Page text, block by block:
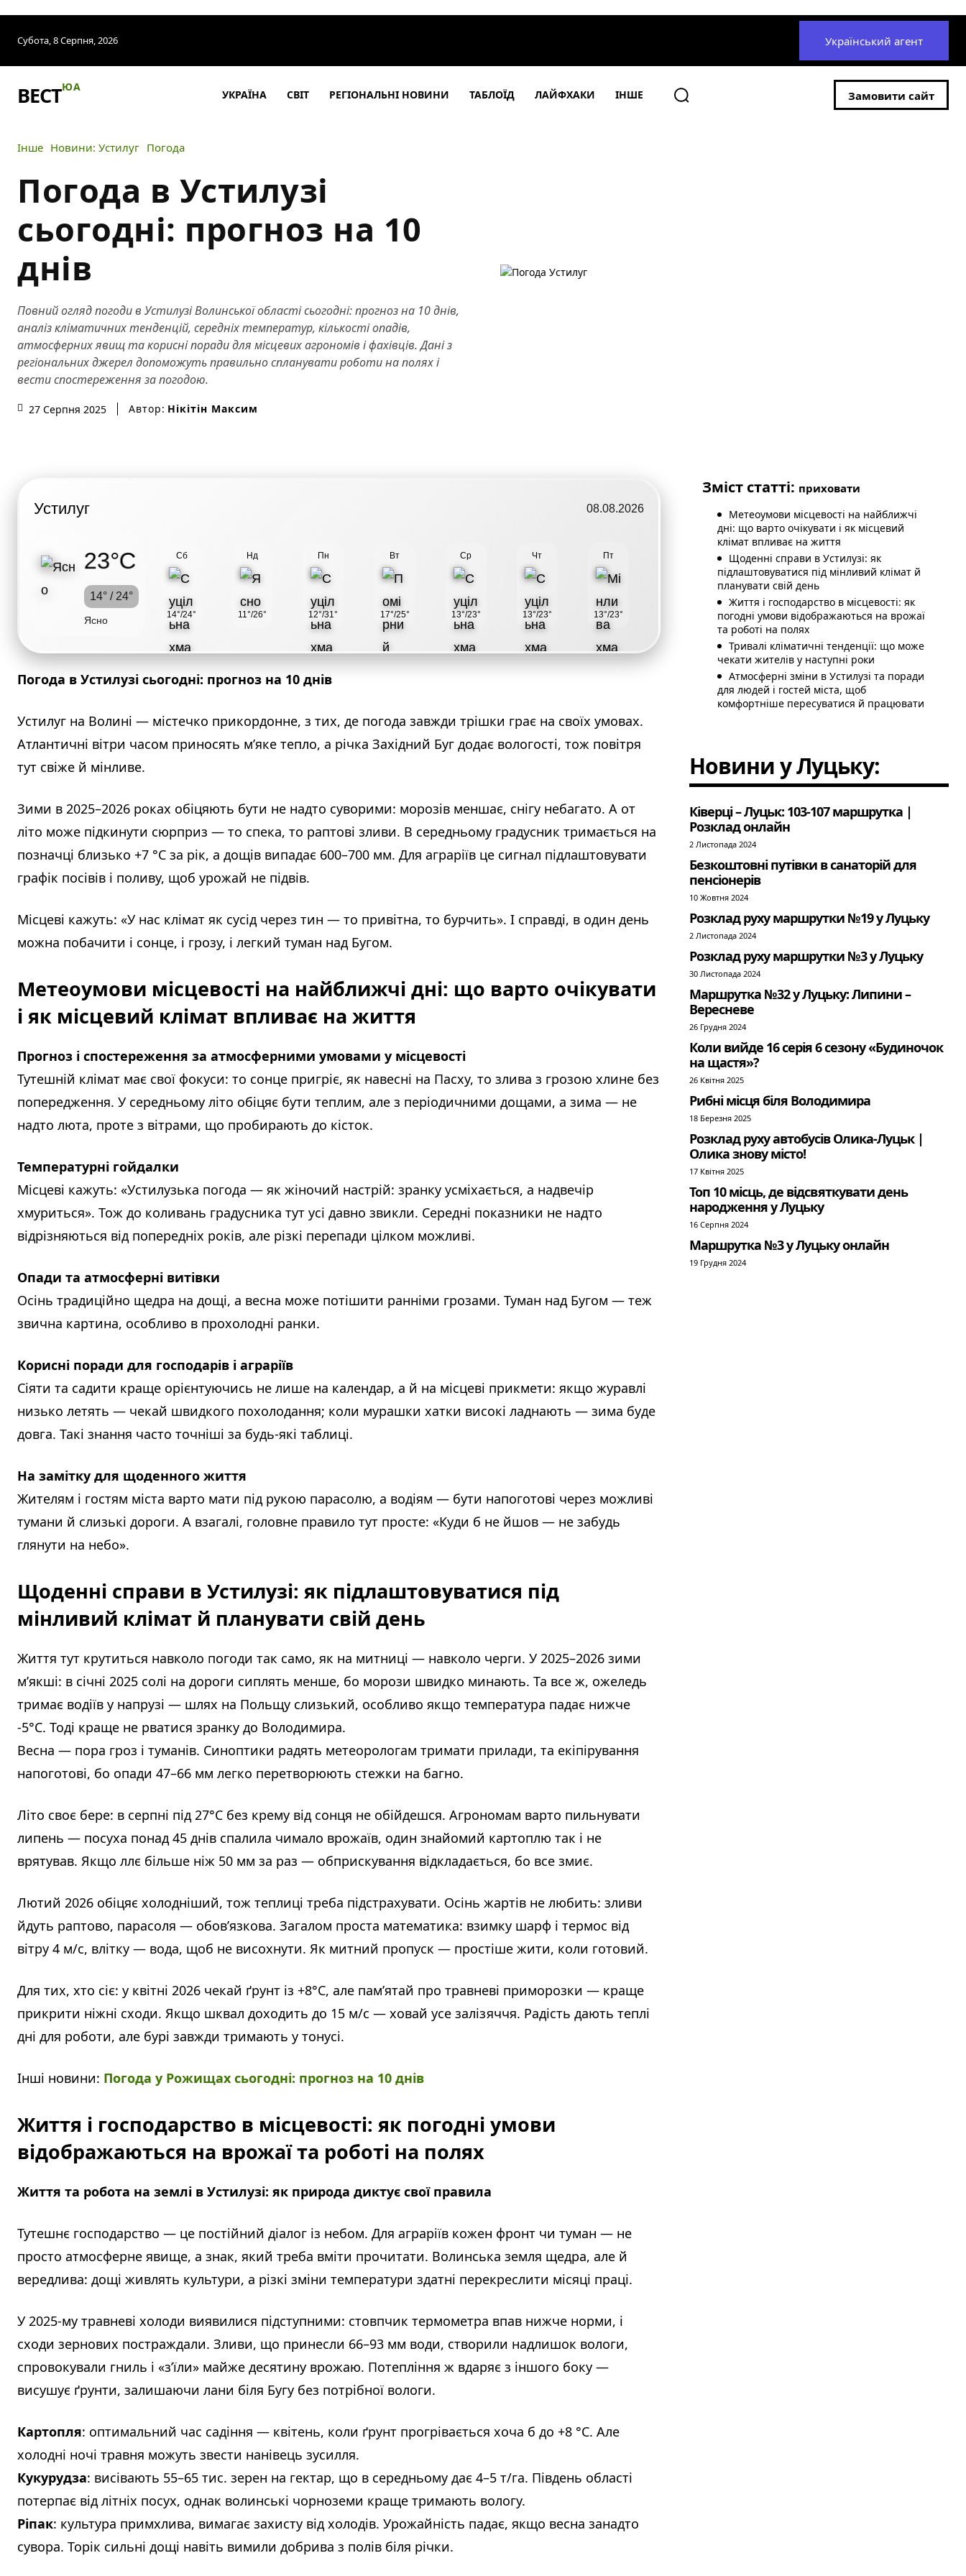
Субота, 8 Серпня, 2026 Український агент
ВЕСТЮА
УКРАЇНА СВІТ РЕГІОНАЛЬНІ НОВИНИ ТАБЛОЇД ЛАЙФХАКИ ІНШЕ Замовити сайт
Інше Новини: Устилуг Погода
Погода в Устилузі
сьогодні: прогноз на 10
днів
Повний огляд погоди в Устилузі Волинської області сьогодні: прогноз на 10 днів,
аналіз кліматичних тенденцій, середніх температур, кількості опадів,
атмосферних явищ та корисні поради для місцевих агрономів і фахівців. Дані з
регіональних джерел допоможуть правильно спланувати роботи на полях і
вести спостереження за погодою.
27 Серпня 2025 Автор: Нікітін Максим
Устилуг 08.08.2026
23°C
14° / 24°
Ясно
Сб
14°/24°
Нд
11°/26°
Пн
12°/31°
Вт
17°/25°
Ср
13°/23°
Чт
13°/23°
Пт
13°/23°
Погода в Устилузі сьогодні: прогноз на 10 днів
Устилуг на Волині — містечко прикордонне, з тих, де погода завжди трішки грає на своїх умовах.
Атлантичні вітри часом приносять м’яке тепло, а річка Західний Буг додає вологості, тож повітря
тут свіже й мінливе.
Зими в 2025–2026 роках обіцяють бути не надто суворими: морозів меншає, снігу небагато. А от
літо може підкинути сюрприз — то спека, то раптові зливи. В середньому градусник тримається на
позначці близько +7 °C за рік, а дощів випадає 600–700 мм. Для аграріїв це сигнал підлаштовувати
графік посівів і поливу, щоб урожай не підвів.
Місцеві кажуть: «У нас клімат як сусід через тин — то привітна, то бурчить». І справді, в один день
можна побачити і сонце, і грозу, і легкий туман над Бугом.
Метеоумови місцевості на найближчі дні: що варто очікувати
і як місцевий клімат впливає на життя
Прогноз і спостереження за атмосферними умовами у місцевості
Тутешній клімат має свої фокуси: то сонце пригріє, як навесні на Пасху, то злива з грозою хлине без
попередження. У середньому літо обіцяє бути теплим, але з періодичними дощами, а зима — не
надто люта, проте з вітрами, що пробирають до кісток.
Температурні гойдалки
Місцеві кажуть: «Устилузька погода — як жіночий настрій: зранку усміхається, а надвечір
хмуриться». Тож до коливань градусника тут усі давно звикли. Середні показники не надто
відрізняються від попередніх років, але різкі перепади цілком можливі.
Опади та атмосферні витівки
Осінь традиційно щедра на дощі, а весна може потішити ранніми грозами. Туман над Бугом — теж
звична картина, особливо в прохолодні ранки.
Корисні поради для господарів і аграріїв
Сіяти та садити краще орієнтуючись не лише на календар, а й на місцеві прикмети: якщо журавлі
низько летять — чекай швидкого похолодання; коли мурашки хатки високі ладнають — зима буде
довга. Такі знання часто точніші за будь-які таблиці.
На замітку для щоденного життя
Жителям і гостям міста варто мати під рукою парасолю, а водіям — бути напоготові через можливі
тумани й слизькі дороги. А взагалі, головне правило тут просте: «Куди б не йшов — не забудь
глянути на небо».
Щоденні справи в Устилузі: як підлаштовуватися під
мінливий клімат й планувати свій день
Життя тут крутиться навколо погоди так само, як на митниці — навколо черги. У 2025–2026 зими
м’якші: в січні 2025 солі на дороги сиплять менше, бо морози швидко минають. Та все ж, ожеледь
тримає водіїв у напрузі — шлях на Польщу слизький, особливо якщо температура падає нижче
-5°C. Тоді краще не рватися зранку до Володимира.
Весна — пора гроз і туманів. Синоптики радять метеорологам тримати прилади, та екіпірування
напоготові, бо опади 47–66 мм легко перетворюють стежки на багно.
Літо своє бере: в серпні під 27°C без крему від сонця не обійдешся. Агрономам варто пильнувати
липень — посуха понад 45 днів спалила чимало врожаїв, один знайомий картоплю так і не
врятував. Якщо ллє більше ніж 50 мм за раз — обприскування відкладається, бо все змиє.
Лютий 2026 обіцяє холодніший, тож теплиці треба підстрахувати. Осінь жартів не любить: зливи
йдуть раптово, парасоля — обов’язкова. Загалом проста математика: взимку шарф і термос від
вітру 4 м/с, влітку — вода, щоб не висохнути. Як митний пропуск — простіше жити, коли готовий.
Для тих, хто сіє: у квітні 2026 чекай ґрунт із +8°C, але пам’ятай про травневі приморозки — краще
прикрити ніжні сходи. Якщо шквал доходить до 15 м/с — ховай усе залізяччя. Радість дають теплі
дні для роботи, але бурі завжди тримають у тонусі.
Інші новини: Погода у Рожищах сьогодні: прогноз на 10 днів
Життя і господарство в місцевості: як погодні умови
відображаються на врожаї та роботі на полях
Життя та робота на землі в Устилузі: як природа диктує свої правила
Тутешнє господарство — це постійний діалог із небом. Для аграріїв кожен фронт чи туман — не
просто атмосферне явище, а знак, який треба вміти прочитати. Волинська земля щедра, але й
вередлива: дощі живлять культури, а різкі зміни температури здатні перекреслити місяці праці.
У 2025-му травневі холоди виявилися підступними: стовпчик термометра впав нижче норми, і
сходи зернових постраждали. Зливи, що принесли 66–93 мм води, створили надлишок вологи,
спровокували гниль і «з’їли» майже десятину врожаю. Потепління ж вдаряє з іншого боку —
висушує ґрунти, залишаючи лани біля Бугу без потрібної вологи.
Картопля: оптимальний час садіння — квітень, коли ґрунт прогрівається хоча б до +8 °C. Але
холодні ночі травня можуть звести нанівець зусилля.
Кукурудза: висівають 55–65 тис. зерен на гектар, що в середньому дає 4–5 т/га. Південь області
потерпає від літніх посух, однак волинські чорноземи краще тримають вологу.
Ріпак: культура примхлива, вимагає захисту від холодів. Урожайність падає, якщо весна занадто
сувора. Торік сильні дощі навіть вимили добрива з полів біля річки.
Зміст статті: приховати
Метеоумови місцевості на найближчі
дні: що варто очікувати і як місцевий
клімат впливає на життя
Щоденні справи в Устилузі: як
підлаштовуватися під мінливий клімат й
планувати свій день
Життя і господарство в місцевості: як
погодні умови відображаються на врожаї
та роботі на полях
Тривалі кліматичні тенденції: що може
чекати жителів у наступні роки
Атмосферні зміни в Устилузі та поради
для людей і гостей міста, щоб
комфортніше пересуватися й працювати
Новини у Луцьку:
Ківерці – Луцьк: 103-107 маршрутка |
Розклад онлайн
2 Листопада 2024
Безкоштовні путівки в санаторій для
пенсіонерів
10 Жовтня 2024
Розклад руху маршрутки №19 у Луцьку
2 Листопада 2024
Розклад руху маршрутки №3 у Луцьку
30 Листопада 2024
Маршрутка №32 у Луцьку: Липини –
Вересневе
26 Грудня 2024
Коли вийде 16 серія 6 сезону «Будиночок
на щастя»?
26 Квітня 2025
Рибні місця біля Володимира
18 Березня 2025
Розклад руху автобусів Олика-Луцьк |
Олика знову місто!
17 Квітня 2025
Топ 10 місць, де відсвяткувати день
народження у Луцьку
16 Серпня 2024
Маршрутка №3 у Луцьку онлайн
19 Грудня 2024